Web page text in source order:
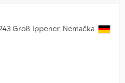
Groß-Ippener, Nemačka